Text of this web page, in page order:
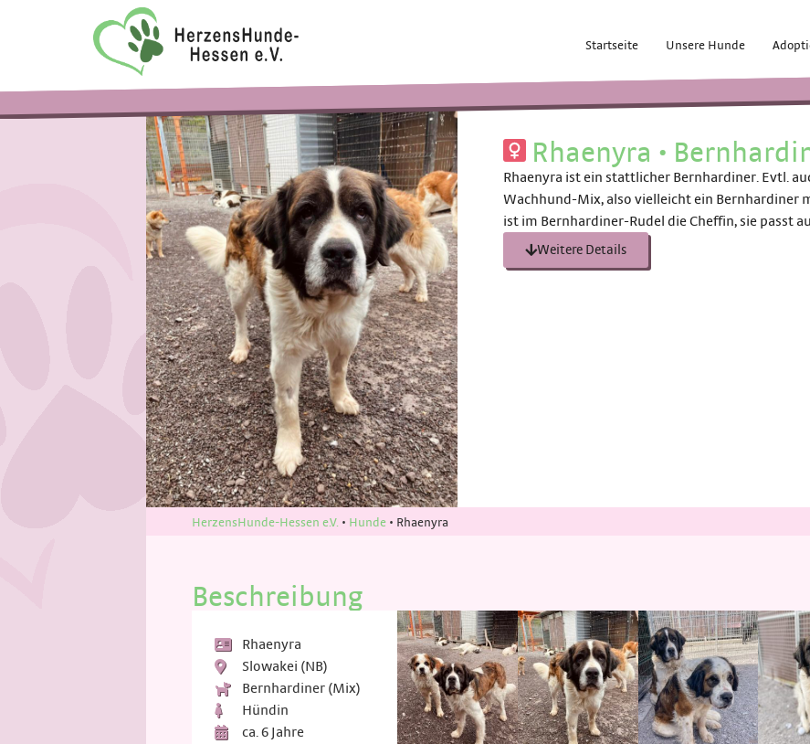
Startseite Unsere Hunde
Rhaenyra •
Rhaenyra ist ein stattlicher Bernhardiner. Evtl.
Wachhund-Mix, also vielleicht ein Bernhardiner
ist im Bernhardiner-Rudel die Cheffin, sie passt
Weitere Details
HerzensHunde-Hessen e.V. • Hunde • Rhaenyra
Beschreibung
Rhaenyra
Slowakei (NB)
Bernhardiner (Mix)
Hündin
ca. 6 Jahre